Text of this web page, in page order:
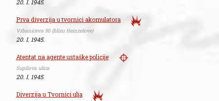
20. I. 1945.
Prva diverzija u tvornici akomulatora
Vrbanićeva 50 (blizu Heinzelove)
20. I. 1945.
Atentat na agente ustaške policije
Supilova ulica
20. I. 1945.
Diverzija u Tvornici ulja